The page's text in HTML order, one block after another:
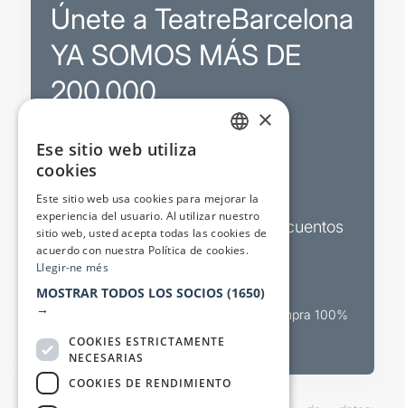
Únete a TeatreBarcelona
YA SOMOS MÁS DE
200.000
Promociones
Boletines de actualidad y descuentos
Valora espectáculos
Canal oficial de venta teatral Compra 100%
×
Ese sitio web utiliza
cookies
Este sitio web usa cookies para mejorar la
experiencia del usuario. Al utilizar nuestro
sitio web, usted acepta todas las cookies de
acuerdo con nuestra Política de cookies.
Llegir-ne més
MOSTRAR TODOS LOS SOCIOS (1650)
→
COOKIES ESTRICTAMENTE
NECESARIAS
COOKIES DE RENDIMIENTO